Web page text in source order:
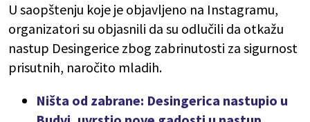
U saopštenju koje je objavljeno na Instagramu,
organizatori su objasnili da su odlučili da otkažu
nastup Desingerice zbog zabrinutosti za sigurnost
prisutnih, naročito mladih.
Ništa od zabrane: Desingerica nastupio u